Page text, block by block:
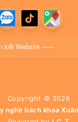
Copyright © 2026
nghề bách khoa